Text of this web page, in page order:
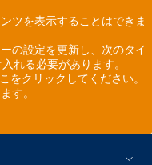
ツを表示することはできま
の設定を更新し、次のタイ
れる必要があります。
をクリックしてください。
す。